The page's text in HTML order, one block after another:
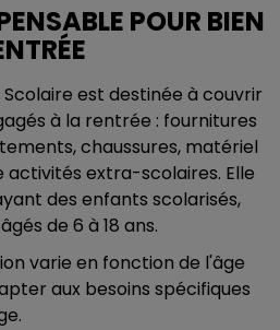
POUR BIEN
est destinée à couvrir
à la rentrée : fournitures
chaussures, matériel
extra-scolaires. Elle
des enfants scolarisés,
de 6 à 18 ans.
varie en fonction de l'âge
aux besoins spécifiques